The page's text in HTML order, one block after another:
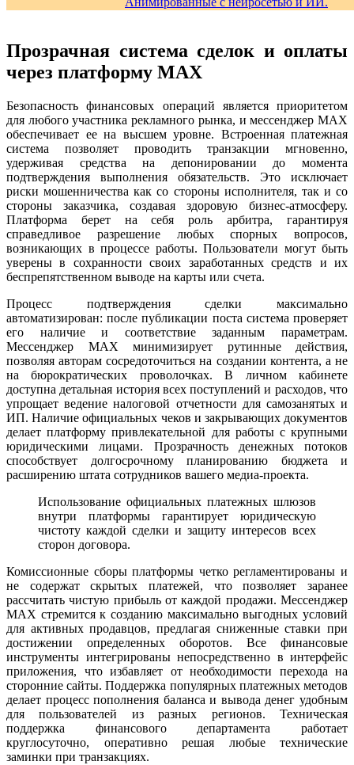
Прозрачная система сделок и оплаты
через платформу MAX
Безопасность финансовых операций является приоритетом
для любого участника рекламного рынка, и мессенджер MAX
обеспечивает ее на высшем уровне. Встроенная платежная
система позволяет проводить транзакции мгновенно,
удерживая средства на депонировании до момента
подтверждения выполнения обязательств. Это исключает
риски мошенничества как со стороны исполнителя, так и со
стороны заказчика, создавая здоровую бизнес-атмосферу.
Платформа берет на себя роль арбитра, гарантируя
справедливое разрешение любых спорных вопросов,
возникающих в процессе работы. Пользователи могут быть
уверены в сохранности своих заработанных средств и их
беспрепятственном выводе на карты или счета.
Процесс подтверждения сделки максимально
автоматизирован: после публикации поста система проверяет
его наличие и соответствие заданным параметрам.
Мессенджер MAX минимизирует рутинные действия,
позволяя авторам сосредоточиться на создании контента, а не
на бюрократических проволочках. В личном кабинете
доступна детальная история всех поступлений и расходов, что
упрощает ведение налоговой отчетности для самозанятых и
ИП. Наличие официальных чеков и закрывающих документов
делает платформу привлекательной для работы с крупными
юридическими лицами. Прозрачность денежных потоков
способствует долгосрочному планированию бюджета и
расширению штата сотрудников вашего медиа-проекта.
Использование официальных платежных шлюзов
внутри платформы гарантирует юридическую
чистоту каждой сделки и защиту интересов всех
сторон договора.
Комиссионные сборы платформы четко регламентированы и
не содержат скрытых платежей, что позволяет заранее
рассчитать чистую прибыль от каждой продажи. Мессенджер
MAX стремится к созданию максимально выгодных условий
для активных продавцов, предлагая сниженные ставки при
достижении определенных оборотов. Все финансовые
инструменты интегрированы непосредственно в интерфейс
приложения, что избавляет от необходимости перехода на
сторонние сайты. Поддержка популярных платежных методов
делает процесс пополнения баланса и вывода денег удобным
для пользователей из разных регионов. Техническая
поддержка финансового департамента работает
круглосуточно, оперативно решая любые технические
заминки при транзакциях.